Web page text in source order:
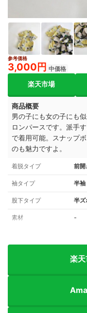
参考価格
3,000円 中価格
楽天市場
商品概要
男の子にも女の子にも
ロンパースです。派手
で着用可能。スナップ
のも魅力ですよ。
着脱タイプ 前開
袖タイプ 半袖
股下タイプ 半ズ
素材 ‐
楽